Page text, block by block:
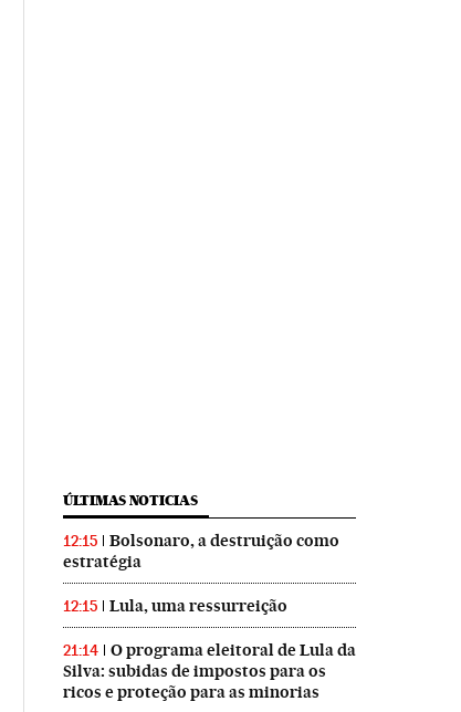
ÚLTIMAS NOTICIAS
12:15
Bolsonaro, a destruição como
estratégia
12:15 Lula, uma ressurreição
21:14
O programa eleitoral de Lula da
Silva: subidas de impostos para os
ricos e proteção para as minorias